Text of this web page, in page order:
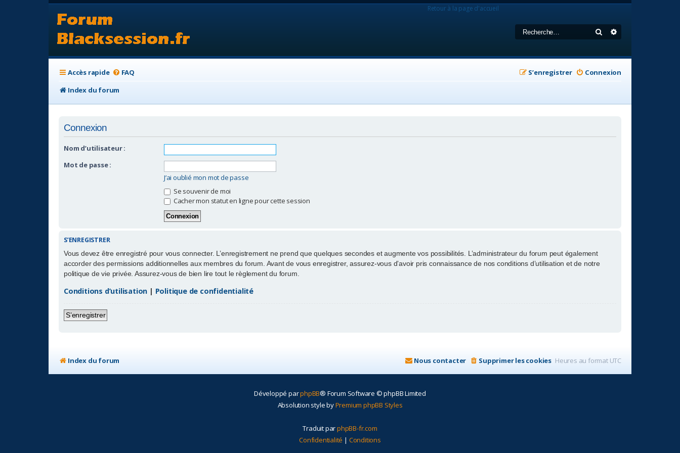
Rechercher
Retour à la page d'accueil
Accès rapide FAQ Connexion
S’enregistrer
Index du forum
Connexion
Nom d’utilisateur :
Mot de passe :
J’ai oublié mon mot de passe
Se souvenir de moi
Cacher mon statut en ligne pour cette session
S’ENREGISTRER
Vous devez être enregistré pour vous connecter. L’enregistrement ne prend que quelques secondes et augmente vos possibilités. L’administrateur du forum peut également
accorder des permissions additionnelles aux membres du forum. Avant de vous enregistrer, assurez-vous d’avoir pris connaissance de nos conditions d’utilisation et de notre
politique de vie privée. Assurez-vous de bien lire tout le règlement du forum.
Conditions d’utilisation | Politique de confidentialité
S’enregistrer
Index du forum Heures au format UTC
Supprimer les cookies
Nous contacter
Développé parphpBB® Forum Software © phpBB Limited
Absolution style byPremium phpBB Styles
Traduit parphpBB-fr.com
Confidentialité | Conditions